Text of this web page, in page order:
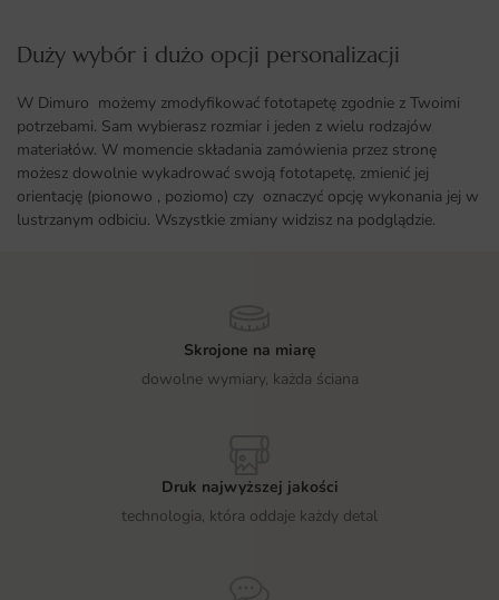
Duży wybór i dużo opcji personalizacji ​
W Dimuro możemy zmodyfikować fototapetę zgodnie z Twoimi
potrzebami. Sam wybierasz rozmiar i jeden z wielu rodzajów
materiałów. W momencie składania zamówienia przez stronę
możesz dowolnie wykadrować swoją fototapetę, zmienić jej
orientację (pionowo , poziomo) czy oznaczyć opcję wykonania jej w
lustrzanym odbiciu. Wszystkie zmiany widzisz na podglądzie.
Skrojone na miarę
dowolne wymiary, każda ściana
Druk najwyższej jakości
technologia, która oddaje każdy detal